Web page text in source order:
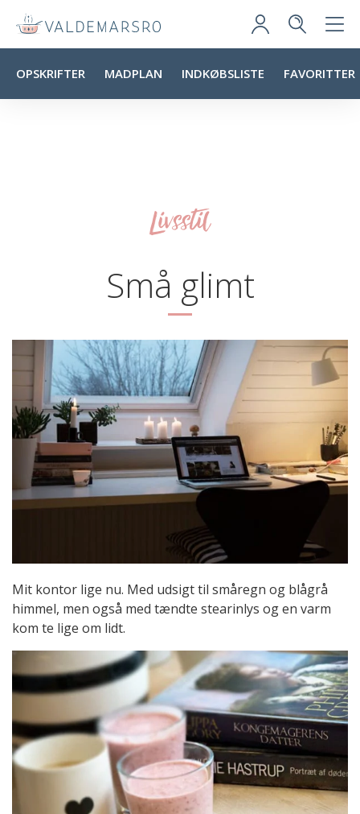
OPSKRIFTER MADPLAN INDKØBSLISTE FAVORITTER
Livsstil
Små glimt
Mit kontor lige nu. Med udsigt til småregn og blågrå
himmel, men også med tændte stearinlys og en varm
kom te lige om lidt.